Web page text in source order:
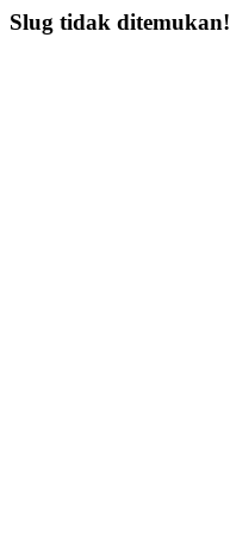
Slug tidak ditemukan!